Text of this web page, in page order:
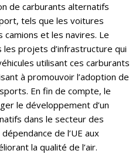
de carburants alternatifs
tels que les voitures
et les navires. Le
projets d’infrastructure qui
utilisant ces carburants
à promouvoir l’adoption de
En fin de compte, le
le développement d’un
dans le secteur des
de l’UE aux
la qualité de l’air.